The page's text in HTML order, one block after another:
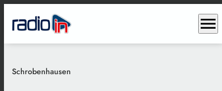
menu
Schrobenhausen